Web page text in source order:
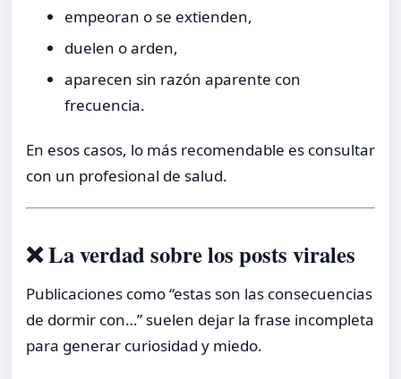
empeoran o se extienden,
duelen o arden,
aparecen sin razón aparente con
frecuencia.
En esos casos, lo más recomendable es consultar
con un profesional de salud.
❌ La verdad sobre los posts virales
Publicaciones como “estas son las consecuencias
de dormir con…” suelen dejar la frase incompleta
para generar curiosidad y miedo.